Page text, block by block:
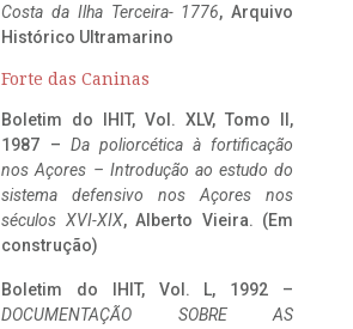
Costa da Ilha Terceira- 1776, Arquivo
Histórico Ultramarino
Forte das Caninas
Boletim do IHIT, Vol. XLV, Tomo II,
1987 – Da poliorcética à fortificação
nos Açores – Introdução ao estudo do
sistema defensivo nos Açores nos
séculos XVI-XIX, Alberto Vieira. (Em
construção)
Boletim do IHIT, Vol. L, 1992 –
DOCUMENTAÇÃO SOBRE AS